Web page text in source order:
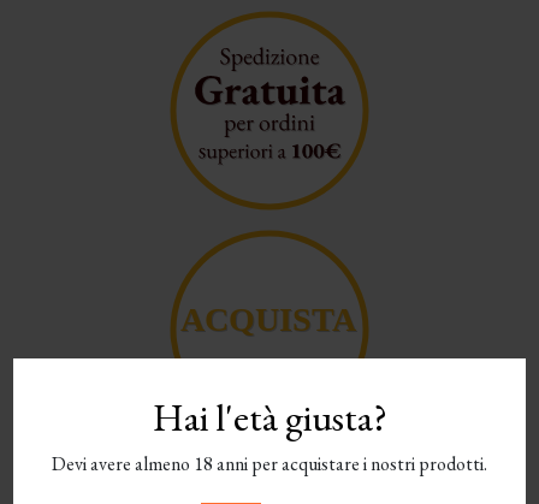
Hai l'età giusta?
Devi avere almeno 18 anni per acquistare i nostri prodotti.